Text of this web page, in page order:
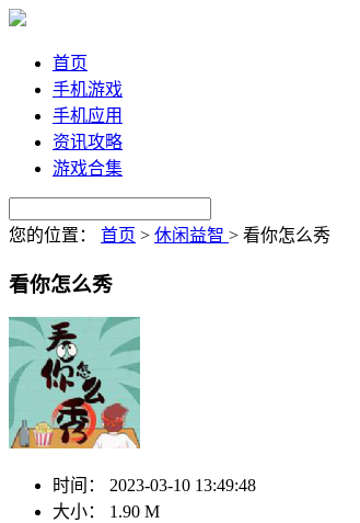
首页
手机游戏
手机应用
资讯攻略
游戏合集
您的位置： 首页 > 休闲益智 > 看你怎么秀
看你怎么秀
时间：
2023-03-10 13:49:48
大小：
1.90 M